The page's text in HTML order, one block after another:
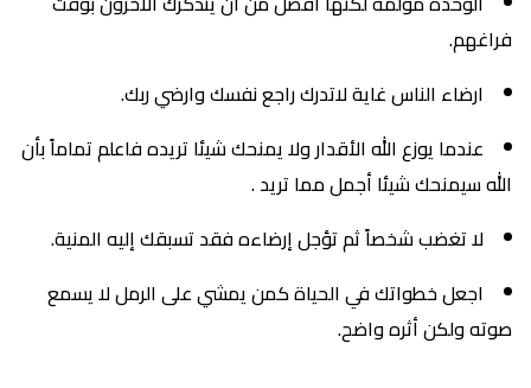
فراغهم.
ارضاء الناس غاية لاتدرك راجع نفسك وارضي ربك.
عندما يوزع الله الأقدار ولا يمنحك شيئا تريده فاعلم تماماً بأن
الله سيمنحك شيئا أجمل مما تريد .
لا تغضب شخصاً ثم تؤجل إرضاءه فقد تسبقك إليه المنية.
اجعل خطواتك في الحياة كمن يمشي على الرمل لا يسمع
صوته ولكن أثره واضح.